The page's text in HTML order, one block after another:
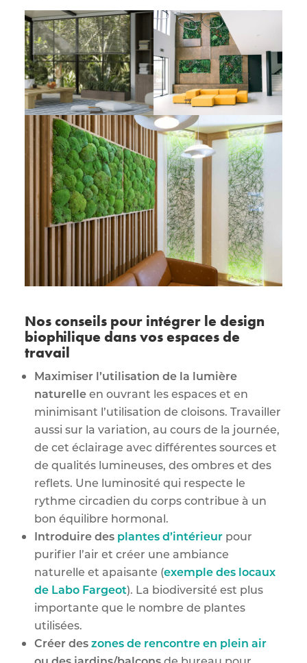
Nos conseils pour intégrer le design
biophilique dans vos espaces de
travail
Maximiser l’utilisation de la lumière
naturelleen ouvrant les espaces et en
minimisant l’utilisation de cloisons. Travailler
aussi sur la variation, au cours de la journée,
de cet éclairage avec différentes sources et
de qualités lumineuses, des ombres et des
reflets. Une luminosité qui respecte le
rythme circadien du corps contribue à un
bon équilibre hormonal.
Introduire des plantes d’intérieur pour
purifier l’air et créer une ambiance
naturelle et apaisante (exemple des locaux
de Labo Fargeot). La biodiversité est plus
importante que le nombre de plantes
utilisées.
Créer deszones de rencontre en plein air